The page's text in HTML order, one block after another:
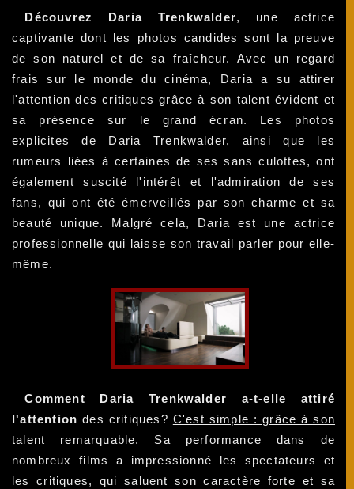
Découvrez Daria Trenkwalder, une actrice
captivante dont les photos candides sont la preuve
de son naturel et de sa fraîcheur. Avec un regard
frais sur le monde du cinéma, Daria a su attirer
l'attention des critiques grâce à son talent évident et
sa présence sur le grand écran. Les photos
explicites de Daria Trenkwalder, ainsi que les
rumeurs liées à certaines de ses sans culottes, ont
également suscité l'intérêt et l'admiration de ses
fans, qui ont été émerveillés par son charme et sa
beauté unique. Malgré cela, Daria est une actrice
professionnelle qui laisse son travail parler pour elle-
même.
Comment Daria Trenkwalder a-t-elle attiré
l'attention des critiques? C'est simple : grâce à son
talent remarquable. Sa performance dans de
nombreux films a impressionné les spectateurs et
les critiques, qui saluent son caractère forte et sa